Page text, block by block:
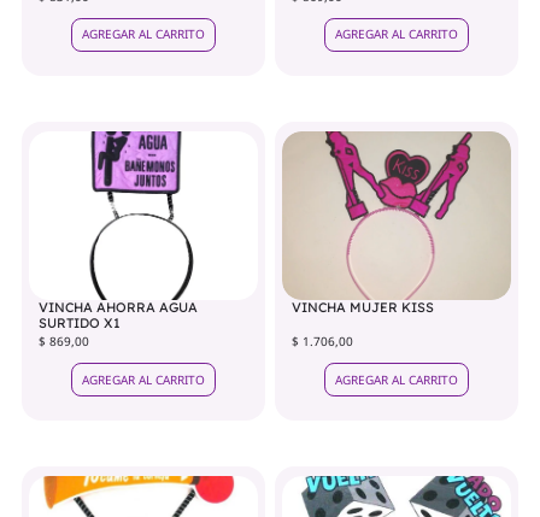
AGREGAR AL CARRITO AGREGAR AL CARRITO
VINCHA AHORRA AGUA
SURTIDO X1
$ 869,00
AGREGAR AL CARRITO
VINCHA MUJER KISS
$ 1.706,00
AGREGAR AL CARRITO